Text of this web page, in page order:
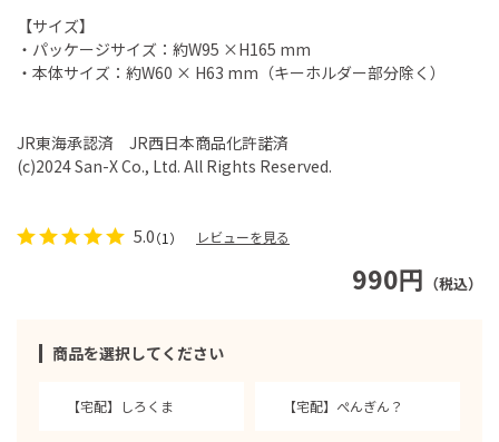
990円 （税込）
商品を選択してください
【宅配】しろくま 【宅配】ぺんぎん？
【サイズ】
・パッケージサイズ：約W95 ×H165 mm
・本体サイズ：約W60 × H63 mm（キーホルダー部分除く）
JR東海承認済 JR西日本商品化許諾済
(c)2024 San-X Co., Ltd. All Rights Reserved.
5.0（1） レビューを見る